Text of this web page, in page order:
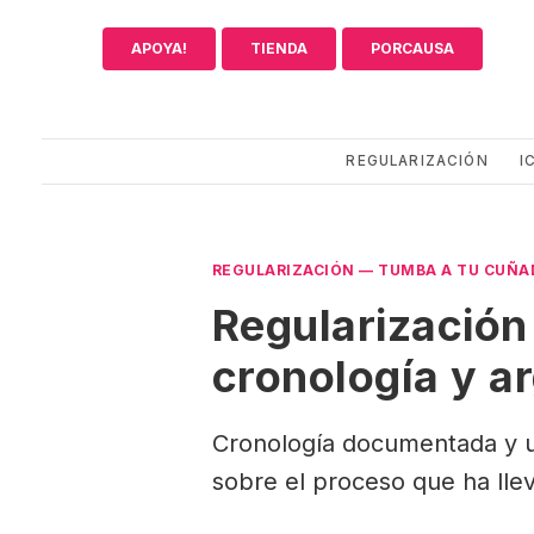
APOYA! TIENDA PORCAUSA
REGULARIZACIÓN
REGULARIZACIÓN — TUMBA A TU
cronología y
Cronología documentada y
sobre el proceso que ha